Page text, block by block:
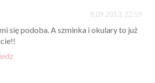
8.09.2013, 22:59
się podoba. A szminka i okulary to już